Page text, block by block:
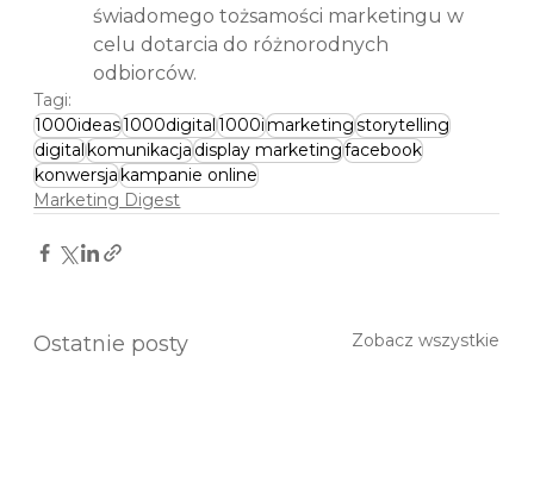
świadomego tożsamości marketingu w
celu dotarcia do różnorodnych
odbiorców.
Tagi:
1000ideas1000digital1000imarketingstorytelling
digitalkomunikacjadisplay marketingfacebook
konwersjakampanie online
Marketing Digest
Ostatnie posty Zobacz wszystkie